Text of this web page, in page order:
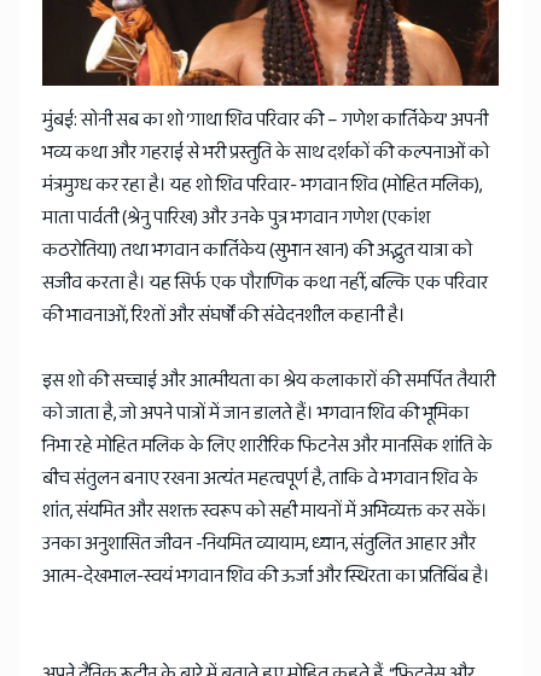
मुंबई: सोनी सब का शो ‘गाथा शिव परिवार की – गणेश कार्तिकेय’ अपनी
भव्य कथा और गहराई से भरी प्रस्तुति के साथ दर्शकों की कल्पनाओं को
मंत्रमुग्ध कर रहा है। यह शो शिव परिवार- भगवान शिव (मोहित मलिक),
माता पार्वती (श्रेनु पारिख) और उनके पुत्र भगवान गणेश (एकांश
कठरोतिया) तथा भगवान कार्तिकेय (सुभान खान) की अद्भुत यात्रा को
सजीव करता है। यह सिर्फ एक पौराणिक कथा नहीं, बल्कि एक परिवार
की भावनाओं, रिश्तों और संघर्षों की संवेदनशील कहानी है।
इस शो की सच्चाई और आत्मीयता का श्रेय कलाकारों की समर्पित तैयारी
को जाता है, जो अपने पात्रों में जान डालते हैं। भगवान शिव की भूमिका
निभा रहे मोहित मलिक के लिए शारीरिक फिटनेस और मानसिक शांति के
बीच संतुलन बनाए रखना अत्यंत महत्वपूर्ण है, ताकि वे भगवान शिव के
शांत, संयमित और सशक्त स्वरूप को सही मायनों में अभिव्यक्त कर सकें।
उनका अनुशासित जीवन -नियमित व्यायाम, ध्यान, संतुलित आहार और
आत्म-देखभाल-स्वयं भगवान शिव की ऊर्जा और स्थिरता का प्रतिबिंब है।